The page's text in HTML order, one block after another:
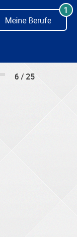
Meine Berufe
1
6 / 25